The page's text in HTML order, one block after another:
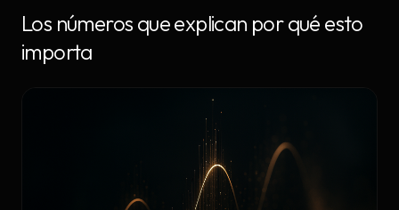
Los números que explican por qué esto
importa